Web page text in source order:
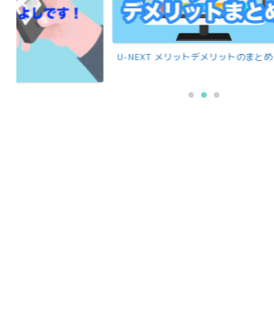
U-NEXT メリットデメリットのまとめ